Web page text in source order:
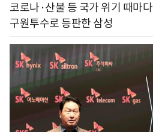
코로나·산불 등 국가 위기 때마다
구원투수로 등판한 삼성